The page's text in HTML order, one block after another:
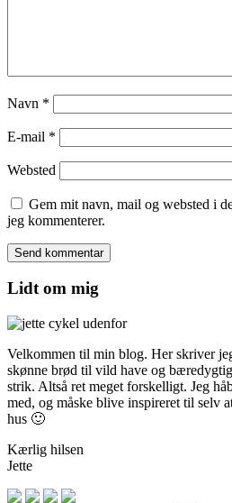
Navn *
E-mail *
Websted
Gem mit navn, mail og websted i
jeg kommenterer.
Lidt om mig
Velkommen til min blog. Her skriver
skønne brød til vild have og
strik. Altså ret meget forskelligt. Jeg
med, og måske blive inspireret til selv
hus 🙂
Kærlig hilsen
Jette